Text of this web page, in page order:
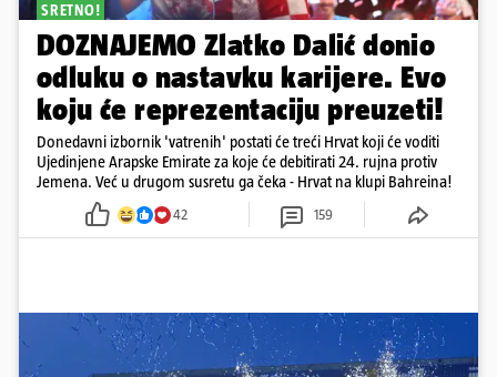
SRETNO!
DOZNAJEMO Zlatko Dalić donio
odluku o nastavku karijere. Evo
koju će reprezentaciju preuzeti!
Donedavni izbornik 'vatrenih' postati će treći Hrvat koji će voditi
Ujedinjene Arapske Emirate za koje će debitirati 24. rujna protiv
Jemena. Već u drugom susretu ga čeka - Hrvat na klupi Bahreina!
42 159